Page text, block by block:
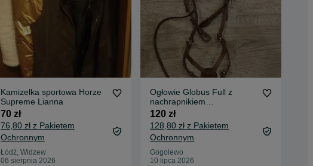
Kamizelka sportowa Horze
Supreme Lianna
70 zł
76,80 zł z Pakietem
Ochronnym
Łódź, Widzew
06 sierpnia 2026
Ogłowie Globus Full z
nachrapnikiem
meksykańskim
120 zł
128,80 zł z Pakietem
Ochronnym
Gogolewo
10 lipca 2026